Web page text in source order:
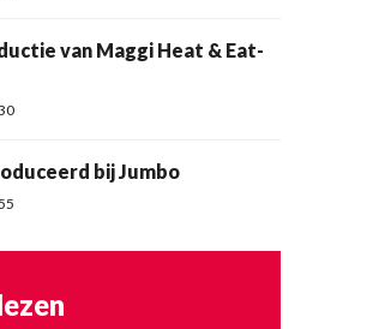
van Maggi Heat & Eat-
bij Jumbo